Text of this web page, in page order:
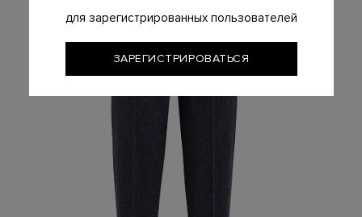
для зарегистрированных пользователей
ЗАРЕГИСТРИРОВАТЬСЯ